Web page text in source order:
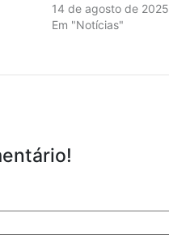
14 de agosto de 2025
Em "Notícias"